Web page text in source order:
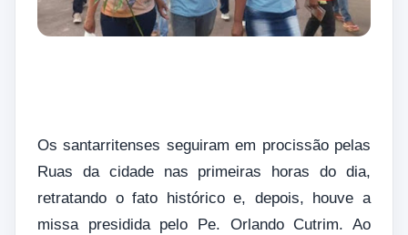
Os santarritenses seguiram em procissão pelas
Ruas da cidade nas primeiras horas do dia,
retratando o fato histórico e, depois, houve a
missa presidida pelo Pe. Orlando Cutrim. Ao